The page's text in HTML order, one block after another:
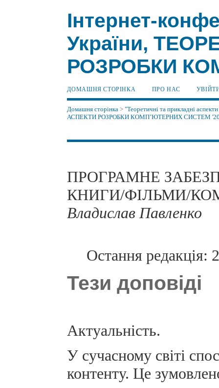
Інтернет-
України,
РОЗРОБКИ
ДОМАШНЯ СТОРІНКА ПРО НАС
Домашня сторінка >"Теоретичні та прикладні
АСПЕКТИ РОЗРОБКИ КОМП’ЮТЕРНИХ СИСТЕМ
ПРОГРАМНЕ
КНИГИ/ФІЛЬМИ/
Владислав Павленко
Остання редакція:
Тези доповіді
Актуальність.
У сучасному світі
контенту. Це